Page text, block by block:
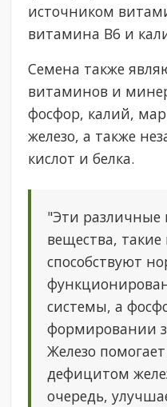
источником
витамина В6 и
Семена также
витаминов и
фосфор, калий,
железо, а также
кислот и белка.
"Эти различные
вещества,
способствуют
системы, а
формировании
Железо
дефицитом
очередь,